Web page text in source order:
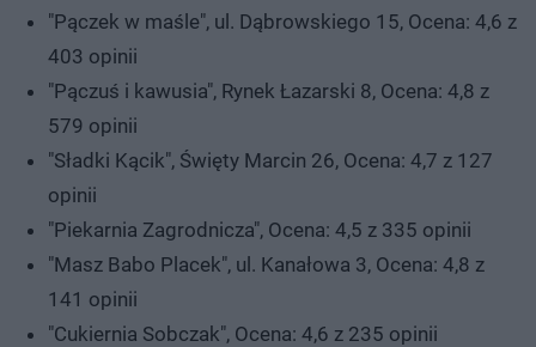
"Pączek w maśle", ul. Dąbrowskiego 15, Ocena: 4,6 z
403 opinii
"Pączuś i kawusia", Rynek Łazarski 8, Ocena: 4,8 z
579 opinii
"Sładki Kącik", Święty Marcin 26, Ocena: 4,7 z 127
opinii
"Piekarnia Zagrodnicza", Ocena: 4,5 z 335 opinii
"Masz Babo Placek", ul. Kanałowa 3, Ocena: 4,8 z
141 opinii
"Cukiernia Sobczak", Ocena: 4,6 z 235 opinii